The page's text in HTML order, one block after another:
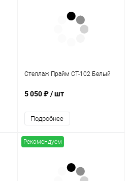
Стеллаж Прайм СТ-102 Белый
5 050 ₽/ шт
Подробнее
Рекомендуем